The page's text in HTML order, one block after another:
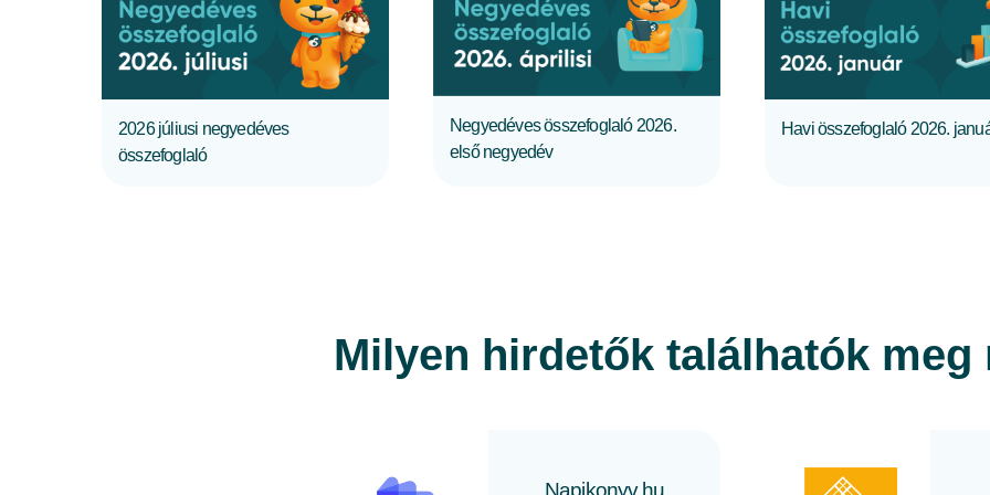
TELJES CIKK
2026 júliusi negyedéves
összefoglaló
TELJES CIKK
Negyedéves összefoglaló 2026.
első negyedév
TELJES CIKK
Havi összefoglaló 2026.
Milyen hirdetők találhatók meg
Napikonyv.hu